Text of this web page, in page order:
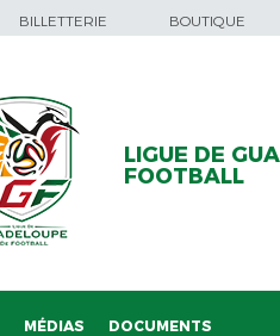
BILLETTERIE BOUTIQUE
LIGUE DE
FOOTBALL
MÉDIAS DOCUMENTS